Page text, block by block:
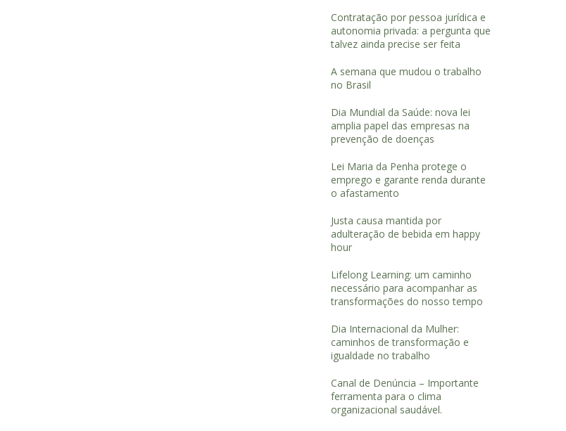
Contratação por pessoa jurídica e
autonomia privada: a pergunta que
talvez ainda precise ser feita
A semana que mudou o trabalho
no Brasil
Dia Mundial da Saúde: nova lei
amplia papel das empresas na
prevenção de doenças
Lei Maria da Penha protege o
emprego e garante renda durante
o afastamento
Justa causa mantida por
adulteração de bebida em happy
hour
Lifelong Learning: um caminho
necessário para acompanhar as
transformações do nosso tempo
Dia Internacional da Mulher:
caminhos de transformação e
igualdade no trabalho
Canal de Denúncia – Importante
ferramenta para o clima
organizacional saudável.